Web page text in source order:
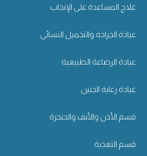
علاج المساعدة على الإنجاب
عيادة الجراحة والتجميل النسائي
عيادة الرضاعة الطبيعية
عيادة رعاية الجنين
قسم الأذن والأنف والحنجرة
قسم التغذية